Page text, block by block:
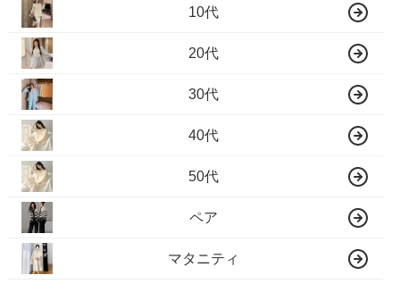
10代
20代
30代
40代
50代
ペア
マタニティ